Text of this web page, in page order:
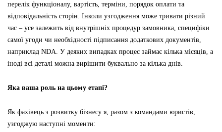
перелік функціоналу, вартість, терміни, порядок оплати та
відповідальність сторін. Інколи узгодження може тривати різний
час – усе залежить від внутрішніх процедур замовника, специфіки
самої угоди чи необхідності підписання додаткових документів,
наприклад NDA. У деяких випадках процес займає кілька місяців, а
іноді всі деталі можна вирішити буквально за кілька днів.
Яка ваша роль на цьому етапі?
Як фахівець з розвитку бізнесу я, разом з командами юристів,
узгоджую наступні моменти: